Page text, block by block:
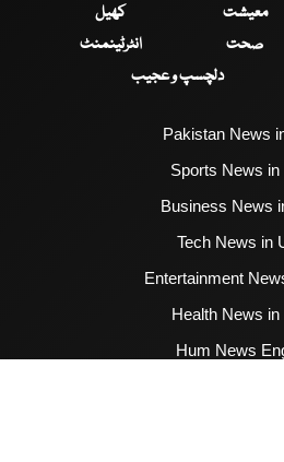
معیشت
کھیل
صحت
انٹرٹینمنٹ
دلچسپ و عجیب
Pakistan News
Sports News in
Business News
Tech News in
Entertainment
Health News in
Hum News